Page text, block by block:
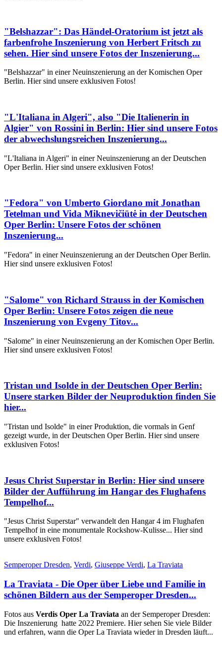
"Belshazzar": Das Händel-Oratorium ist jetzt als
farbenfrohe Inszenierung von Herbert Fritsch zu
sehen. Hier sind unsere Fotos der Inszenierung...
"Belshazzar" in einer Neuinszenierung an der Komischen Oper
Berlin. Hier sind unsere exklusiven Fotos!
"L'Italiana in Algeri", also "Die Italienerin in
Algier" von Rossini in Berlin: Hier sind unsere Fotos
der abwechslungsreichen Inszenierung...
"L'Italiana in Algeri" in einer Neuinszenierung an der Deutschen
Oper Berlin. Hier sind unsere exklusiven Fotos!
"Fedora" von Umberto Giordano mit Jonathan
Tetelman und Vida Miknevičiūtė in der Deutschen
Oper Berlin: Unsere Fotos der schönen
Inszenierung...
"Fedora" in einer Neuinszenierung an der Deutschen Oper Berlin.
Hier sind unsere exklusiven Fotos!
"Salome" von Richard Strauss in der Komischen
Oper Berlin: Unsere Fotos zeigen die neue
Inszenierung von Evgeny Titov...
"Salome" in einer Neuinszenierung an der Komischen Oper Berlin.
Hier sind unsere exklusiven Fotos!
Tristan und Isolde in der Deutschen Oper Berlin:
Unsere starken Bilder der Neuproduktion finden Sie
hier...
"Tristan und Isolde" in einer Produktion, die vormals in Genf
gezeigt wurde, in der Deutschen Oper Berlin. Hier sind unsere
exklusiven Fotos!
Jesus Christ Superstar in Berlin: Hier sind unsere
Bilder der Aufführung im Hangar des Flughafens
Tempelhof...
"Jesus Christ Superstar" verwandelt den Hangar 4 im Flughafen
Tempelhof in eine monumentale Rockshow-Kulisse... Hier sind
unsere exklusiven Fotos!
Semperoper Dresden, Verdi, Giuseppe Verdi, La Traviata
La Traviata - Die Oper über Liebe und Familie in
schönen Bildern aus der Semperoper Dresden...
Fotos aus Verdis Oper La Traviata an der Semperoper Dresden:
Die Inszenierung hatte 2022 Premiere. Hier sehen Sie viele Bilder
und erfahren, wann die Oper La Traviata wieder in Dresden läuft...